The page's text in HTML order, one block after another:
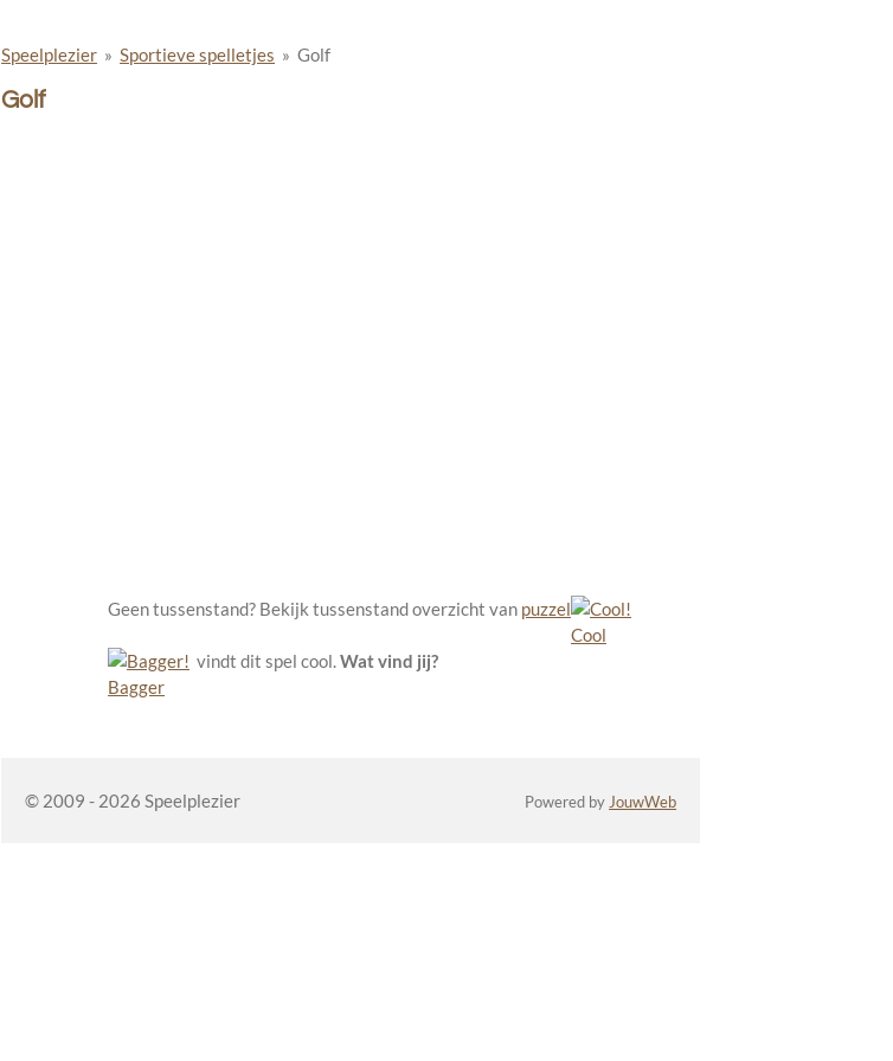
Speelplezier » Sportieve spelletjes » Golf
Golf
Geen tussenstand? Bekijk tussenstand overzicht van puzzel
Cool
Bagger
vindt dit spel cool.Wat vind jij?
© 2009 - 2026 Speelplezier Powered byJouwWeb